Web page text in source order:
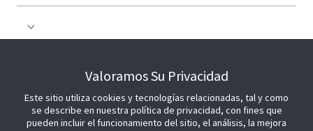
ÚNETE A NOSOTROS
Valoramos Su Privacidad
Este sitio utiliza cookies y tecnologías relacionadas, tal y como
se describe en nuestra política de privacidad, con fines que
pueden incluir el funcionamiento del sitio, el análisis, la mejora